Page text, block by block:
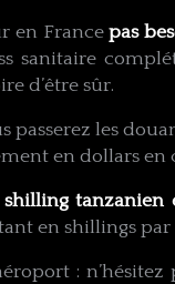
en Francepas
sanitaire
d’être sûr.
passerez les
en dollars en
shilling tanzanien
en shillings par
: